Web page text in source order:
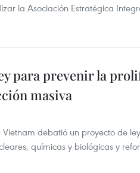
la Asociación Estratégica
para prevenir la
masiva
debatió un proyecto de
químicas y biológicas y